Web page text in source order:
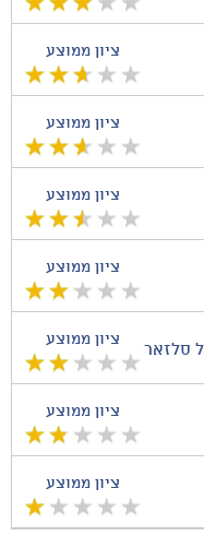
ציון ממוצע
ציון ממוצע
ציון ממוצע
ציון ממוצע
ציון ממוצע
סלזאר
ציון ממוצע
ציון ממוצע